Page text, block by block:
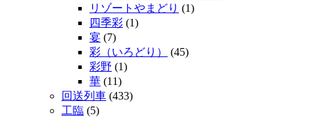
リゾートやまどり (1)
四季彩 (1)
宴 (7)
彩（いろどり）
(45)
彩野 (1)
華 (11)
回送列車 (433)
工臨 (5)